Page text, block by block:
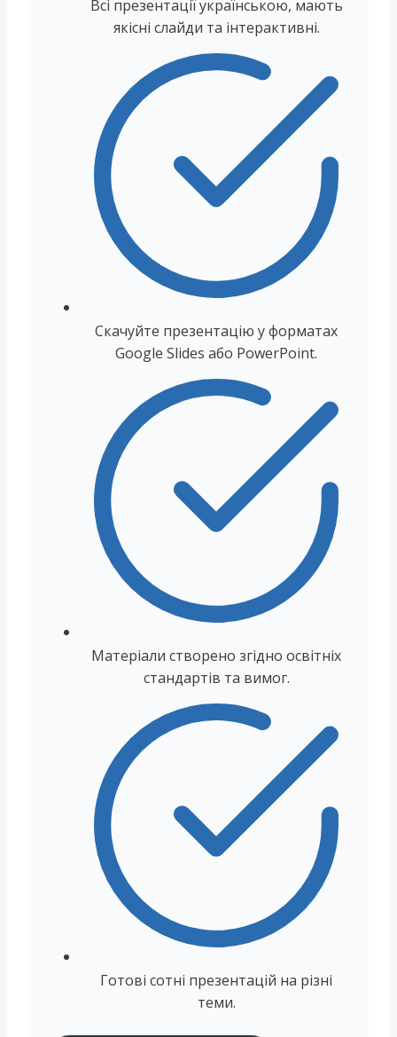
Всі презентації українською, мають
якісні слайди та інтерактивні.
Скачуйте презентацію у форматах
Google Slides або PowerPoint.
Матеріали створено згідно освітніх
стандартів та вимог.
Готові сотні презентацій на різні
теми.